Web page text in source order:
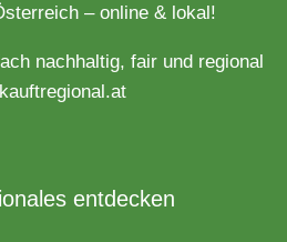
– online & lokal!
nachhaltig, fair und regional
entdecken